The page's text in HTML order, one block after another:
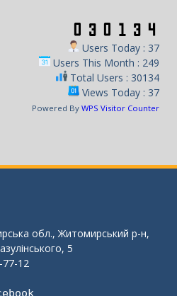
Users Today : 37
Users This Month : 249
Total Users : 30134
Views Today : 37
Powered By WPS Visitor Counter
обл., Житомирський р-н,
5
77-12